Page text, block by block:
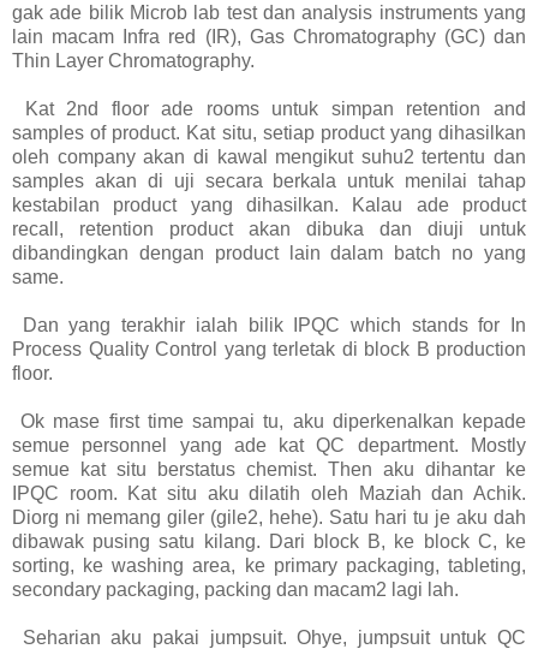
gak ade bilik Microb lab test dan analysis instruments yang
lain macam Infra red (IR), Gas Chromatography (GC) dan
Thin Layer Chromatography.
Kat 2nd floor ade rooms untuk simpan retention and
samples of product. Kat situ, setiap product yang dihasilkan
oleh company akan di kawal mengikut suhu2 tertentu dan
samples akan di uji secara berkala untuk menilai tahap
kestabilan product yang dihasilkan. Kalau ade product
recall, retention product akan dibuka dan diuji untuk
dibandingkan dengan product lain dalam batch no yang
same.
Dan yang terakhir ialah bilik IPQC which stands for In
Process Quality Control yang terletak di block B production
floor.
Ok mase first time sampai tu, aku diperkenalkan kepade
semue personnel yang ade kat QC department. Mostly
semue kat situ berstatus chemist. Then aku dihantar ke
IPQC room. Kat situ aku dilatih oleh Maziah dan Achik.
Diorg ni memang giler (gile2, hehe). Satu hari tu je aku dah
dibawak pusing satu kilang. Dari block B, ke block C, ke
sorting, ke washing area, ke primary packaging, tableting,
secondary packaging, packing dan macam2 lagi lah.
Seharian aku pakai jumpsuit. Ohye, jumpsuit untuk QC